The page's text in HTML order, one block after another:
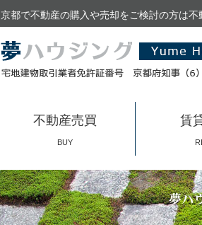
京都で不動産の購入や売却をご検討の方は
不動産売買
BUY
賃